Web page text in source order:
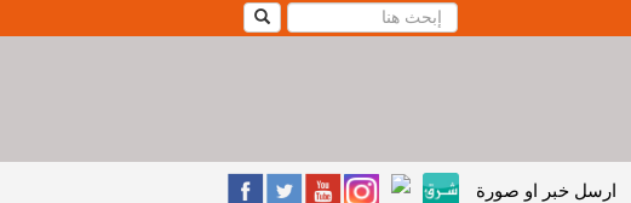
ارسل خبر او صورة